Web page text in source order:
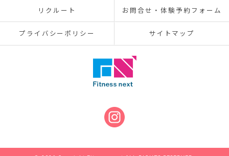
リクルート お問合せ・体験予約フォーム
プライバシーポリシー サイトマップ